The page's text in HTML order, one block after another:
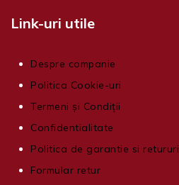
Link-uri utile
Despre companie
Politica Cookie-uri
Termeni și Condiții
Confidentialitate
Politica de garantie si retururi
Formular retur